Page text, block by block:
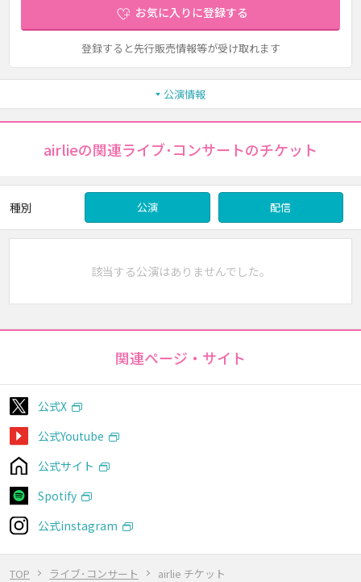
TOP ライブ･コンサート airlie チケット
お気に入りに登録する
登録すると先行販売情報等が受け取れます
公演情報
airlieの関連ライブ･コンサートのチケット
種別 公演 配信
該当する公演はありませんでした。
関連ページ・サイト
公式X
公式Youtube
公式サイト
Spotify
公式instagram